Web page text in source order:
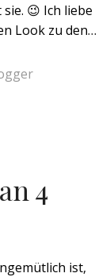
😉 Ich liebe
Look zu den…
4
ist,